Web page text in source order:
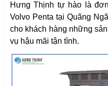
Hưng Thịnh tự hào là
Volvo Penta tại Quãng
cho khách hàng những
vụ hậu mãi tận tình.